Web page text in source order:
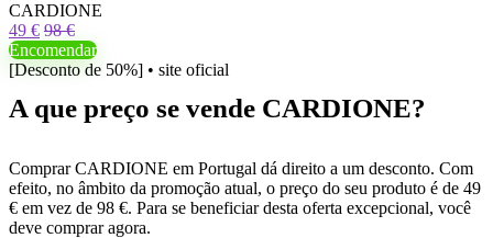
CARDIONE
49 € 98 €
Encomendar
[Desconto de 50%] • site oficial
A que preço se vende CARDIONE?
Comprar CARDIONE em Portugal dá direito a um desconto. Com
efeito, no âmbito da promoção atual, o preço do seu produto é de 49
€ em vez de 98 €. Para se beneficiar desta oferta excepcional, você
deve comprar agora.